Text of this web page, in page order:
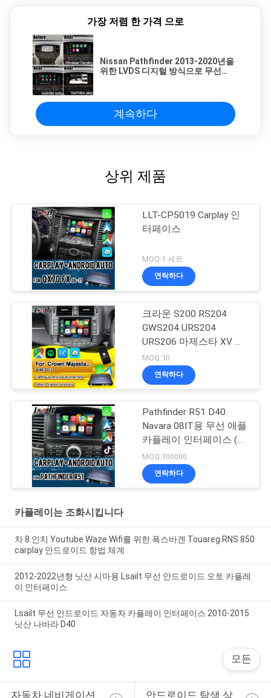
가장 저렴 한 가격 으로
Nissan Pathfinder 2013-2020년을
위한 LVDS 디지털 방식으로 무선
계속하다
상위 제품
LLT-CP5019 Carplay 인
터페이스
MOQ:1 세트
연락하다
크라운 S200 RS204
GWS204 URS204
URS206 마제스타 XV 애
슬릿 세단 토요타 통합 안
드로이드 오토용 무선 애
플 카플레이 박스
MOQ:10
연락하다
Pathfinder R51 D40
Navara 08IT용 무선 애플
카플레이 인터페이스 (안
드로이드 오토, 블루투스,
와이파이, 유튜브 뮤직 포
함)
MOQ:100000
연락하다
카플레이는 조화시킵니다
차 8 인치 Youtube Waze Wifi를 위한 폭스바겐 Touareg RNS 850
carplay 안드로이드 항법 체계
2012-2022년형 닛산 시마용 Lsailt 무선 안드로이드 오토 카플레
이 인터페이스
Lsailt 무선 안드로이드 자동차 카플레이 인터페이스 2010-2015
닛산 나바라 D40
모든
자동차 네비게이션 안드로이드 탐색 상